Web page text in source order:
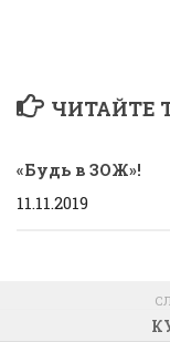
ЧИТАЙТЕ
«Будь в ЗОЖ»!
11.11.2019